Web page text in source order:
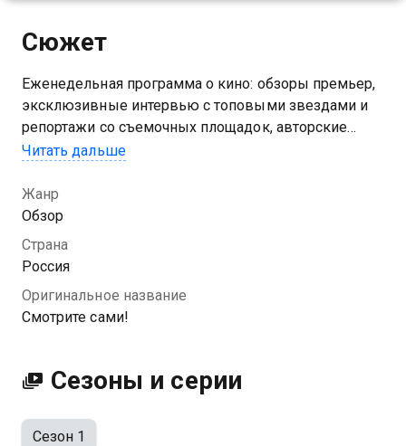
Сюжет
Еженедельная программа о кино: обзоры премьер,
эксклюзивные интервью с топовыми звездами и
репортажи со съемочных площадок, авторские
рейтинги и эксклюзивные подборки. Узнавайте
упускайте шанса увидеть лучшие фильмы своими
глазами!
Посмотреть онлайн 1 сезон сериала Смотрите сами!
качестве на Казахтелеком
Читать дальше
Жанр
Обзор
Страна
Россия
Оригинальное название
Смотрите сами!
Сезоны и серии
Сезон 1